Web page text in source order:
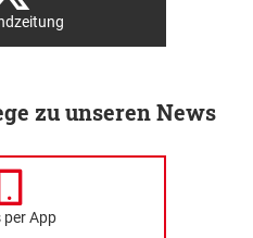
zu unseren News
per App